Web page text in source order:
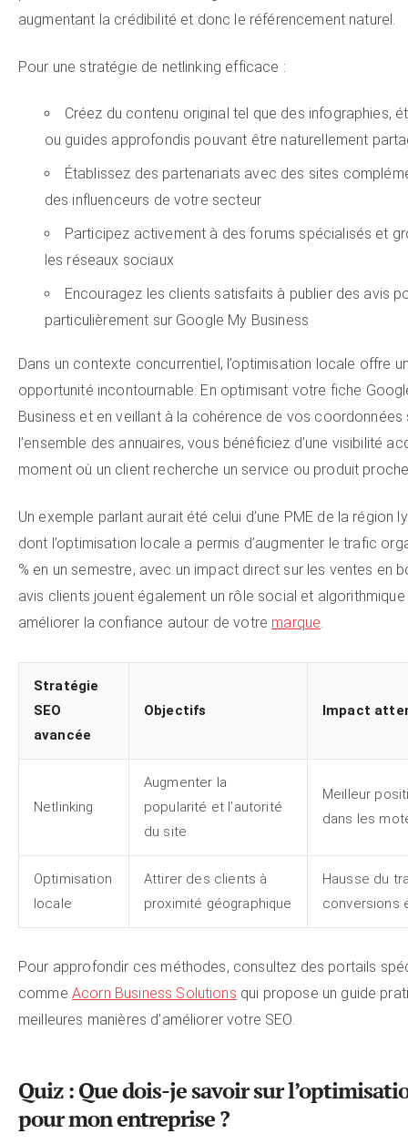
augmentant la crédibilité et donc le référencement naturel.
Pour une stratégie de netlinking efficace :
Créez du contenu original tel que des infographies,
ou guides approfondis pouvant être naturellement
Établissez des partenariats avec des sites
des influenceurs de votre secteur
Participez activement à des forums spécialisés et
les réseaux sociaux
Encouragez les clients satisfaits à publier des avis
particulièrement sur Google My Business
Dans un contexte concurrentiel, l’optimisation locale offre
opportunité incontournable. En optimisant votre fiche
Business et en veillant à la cohérence de vos coordonnées
l’ensemble des annuaires, vous bénéficiez d’une visibilité
moment où un client recherche un service ou produit
Un exemple parlant aurait été celui d’une PME de la région
dont l’optimisation locale a permis d’augmenter le trafic
% en un semestre, avec un impact direct sur les ventes en
avis clients jouent également un rôle social et
améliorer la confiance autour de votre marque
Stratégie
SEO
avancée
Objectifs Impact
Netlinking
Augmenter la
popularité et l’autorité
du site
Meilleur
dans les
Optimisation
locale
Attirer des clients à
proximité géographique
Hausse du
conversions
Pour approfondir ces méthodes, consultez des portails
comme Acorn Business Solutions qui propose un guide
meilleures manières d’améliorer votre SEO.
Quiz : Que dois-je savoir sur
pour mon entreprise ?